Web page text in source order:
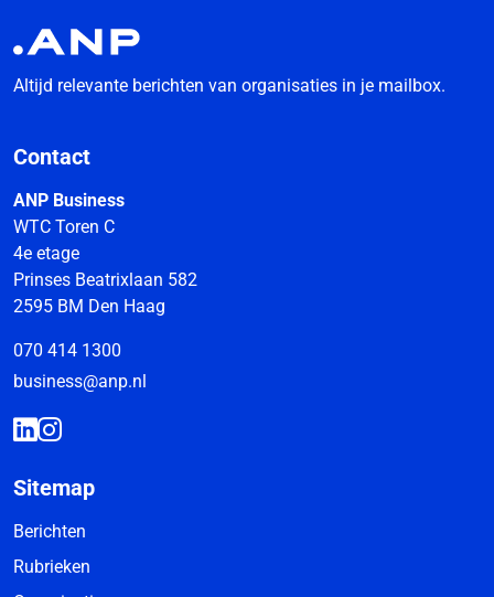
Altijd relevante berichten van organisaties in je mailbox.
Contact
ANP Business
WTC Toren C
4e etage
Prinses Beatrixlaan 582
2595 BM Den Haag
070 414 1300
business@anp.nl
Sitemap
Berichten
Rubrieken